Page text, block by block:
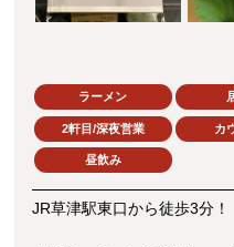
ラーメン
2軒目/深夜営業 カ
昼飲み
JR草津駅東口から徒歩3分！